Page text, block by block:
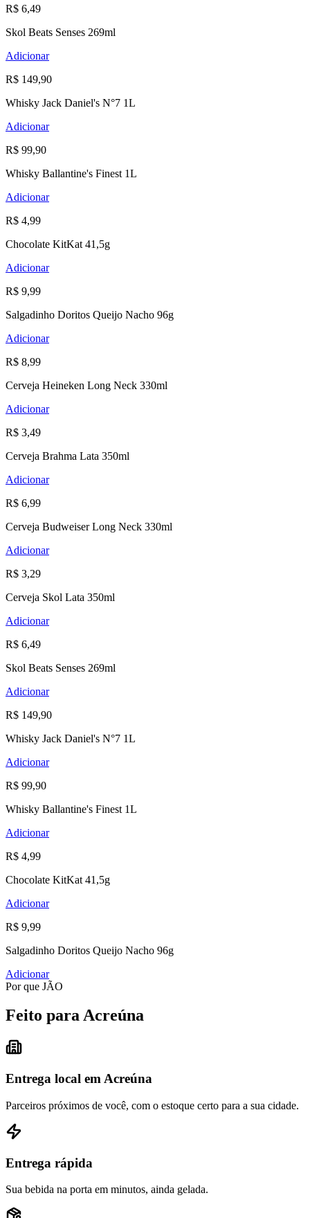
R$ 6,49
Skol Beats Senses 269ml
Adicionar
R$ 149,90
Whisky Jack Daniel's N°7 1L
Adicionar
R$ 99,90
Whisky Ballantine's Finest 1L
Adicionar
R$ 4,99
Chocolate KitKat 41,5g
Adicionar
R$ 9,99
Salgadinho Doritos Queijo Nacho 96g
Adicionar
R$ 8,99
Cerveja Heineken Long Neck 330ml
Adicionar
R$ 3,49
Cerveja Brahma Lata 350ml
Adicionar
R$ 6,99
Cerveja Budweiser Long Neck 330ml
Adicionar
R$ 3,29
Cerveja Skol Lata 350ml
Adicionar
R$ 6,49
Skol Beats Senses 269ml
Adicionar
R$ 149,90
Whisky Jack Daniel's N°7 1L
Adicionar
R$ 99,90
Whisky Ballantine's Finest 1L
Adicionar
R$ 4,99
Chocolate KitKat 41,5g
Adicionar
R$ 9,99
Salgadinho Doritos Queijo Nacho 96g
Adicionar
Por que JÃO
Feito para Acreúna
Entrega local em Acreúna
Parceiros próximos de você, com o estoque certo para a sua cidade.
Entrega rápida
Sua bebida na porta em minutos, ainda gelada.